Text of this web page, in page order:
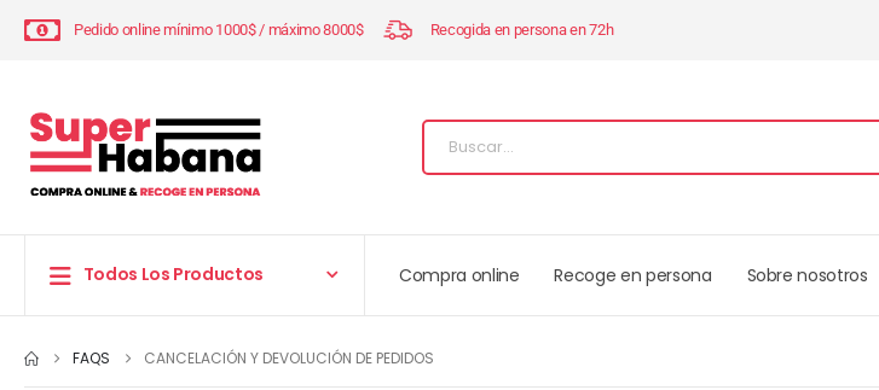
Pedido online mínimo 1000$ / máximo 8000$ Recogida en persona en 72h
Todos Los Productos Compra online Recoge en persona Sobre nosotros
FAQS CANCELACIÓN Y DEVOLUCIÓN DE PEDIDOS